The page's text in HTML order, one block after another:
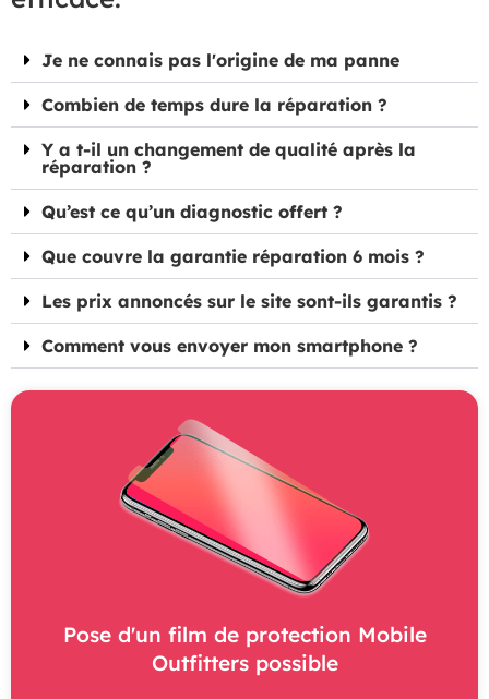
Je ne connais pas l'origine de ma panne
Combien de temps dure la réparation ?
Y a t-il un changement de qualité après la
réparation ?
Qu’est ce qu’un diagnostic offert ?
Que couvre la garantie réparation 6 mois ?
Les prix annoncés sur le site sont-ils garantis ?
Comment vous envoyer mon smartphone ?
Pose d'un film de protection Mobile
Outfitters possible